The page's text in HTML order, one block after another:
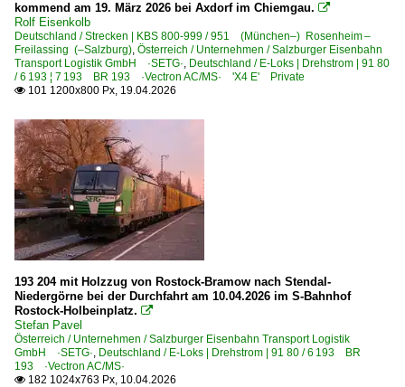
Galerien
Experimente - Anders gesehen
Lienzer Südbahn-Tage
Güterverkehr
Holz- und Hackschnitzelzüge
Holzzüge
Kessel- und Silozüge
Güterwagen
7 | Gattung Z | Kesselwagen
Industrie- und Werkbahnen
Stieglbahn
kommend am 19. März 2026 bei Axdorf im Chiemgau. 
Rolf Eisenkolb
Deutschland / Strecken | KBS 800-999 / 951 (München–) Rosenheim –
Freilassing (–Salzburg), Österreich / Unternehmen / Salzburger Eisenbahn
Transport Logistik GmbH ·SETG·, Deutschland / E-Loks | Drehstrom | 91 80
/ 6 193 ¦ 7 193 BR 193 ·Vectron AC/MS· 'X4 E' Private
 101 1200x800 Px, 19.04.2026
193 204 mit Holzzug von Rostock-Bramow nach Stendal-
Niedergörne bei der Durchfahrt am 10.04.2026 im S-Bahnhof
Rostock-Holbeinplatz. 
Stefan Pavel
Österreich / Unternehmen / Salzburger Eisenbahn Transport Logistik
GmbH ·SETG·, Deutschland / E-Loks | Drehstrom | 91 80 / 6 193 BR
193 ·Vectron AC/MS·
 182 1024x763 Px, 10.04.2026